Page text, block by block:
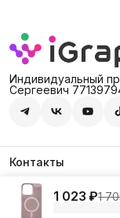
1 023 ₽1
Индивидуальный
Сергеевич
Контакты
Адрес
Россия, 127474,
д. 60А
Телефон
© iGrape Group